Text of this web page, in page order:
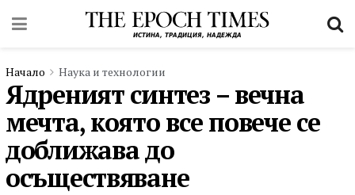
Начало Наука и технологии
Ядреният синтез – вечна
мечта, която все повече се
доближава до
осъществяване